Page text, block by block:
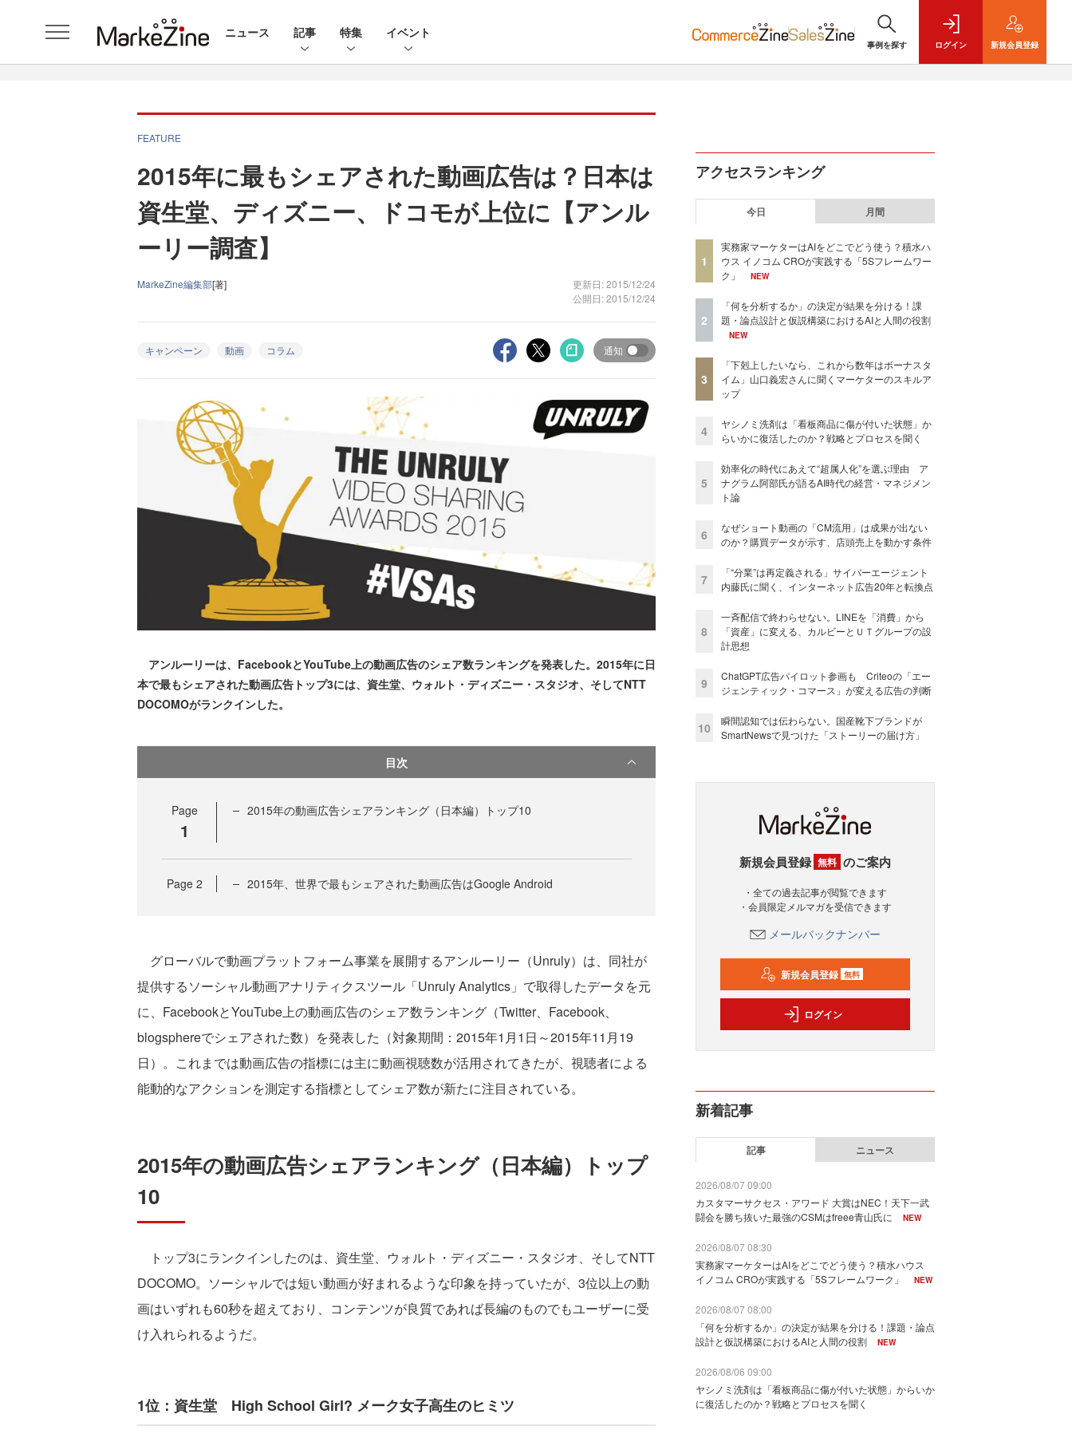
ニュース 記事 特集 イベント
事例を探す ログイン 新規会員登録
FEATURE
2015年に最もシェアされた動画広告は？日本は
資生堂、ディズニー、ドコモが上位に【アンル
ーリー調査】
MarkeZine編集部[著]
更新日: 2015/12/24
公開日: 2015/12/24
キャンペーン 動画 コラム 通知
アンルーリーは、FacebookとYouTube上の動画広告のシェア数ランキングを発表した。2015年に日
本で最もシェアされた動画広告トップ3には、資生堂、ウォルト・ディズニー・スタジオ、そしてNTT
DOCOMOがランクインした。
目次
Page
1
2015年の動画広告シェアランキング（日本編）トップ10
Page 2 2015年、世界で最もシェアされた動画広告はGoogle Android
グローバルで動画プラットフォーム事業を展開するアンルーリー（Unruly）は、同社が
提供するソーシャル動画アナリティクスツール「Unruly Analytics」で取得したデータを元
に、FacebookとYouTube上の動画広告のシェア数ランキング（Twitter、Facebook、
blogsphereでシェアされた数）を発表した（対象期間：2015年1月1日～2015年11月19
日）。これまでは動画広告の指標には主に動画視聴数が活用されてきたが、視聴者による
能動的なアクションを測定する指標としてシェア数が新たに注目されている。
2015年の動画広告シェアランキング（日本編）トップ
10
トップ3にランクインしたのは、資生堂、ウォルト・ディズニー・スタジオ、そしてNTT
DOCOMO。ソーシャルでは短い動画が好まれるような印象を持っていたが、3位以上の動
画はいずれも60秒を超えており、コンテンツが良質であれば長編のものでもユーザーに受
け入れられるようだ。
1位：資生堂 High School Girl? メーク女子高生のヒミツ
アクセスランキング
今日 月間
1
実務家マーケターはAIをどこでどう使う？積水ハ
ウス イノコム CROが実践する「5Sフレームワー
ク」
NEW
2
「何を分析するか」の決定が結果を分ける！課
題・論点設計と仮説構築におけるAIと人間の役割
NEW
3
「下剋上したいなら、これから数年はボーナスタ
イム」山口義宏さんに聞くマーケターのスキルア
ップ
4
ヤシノミ洗剤は「看板商品に傷が付いた状態」か
らいかに復活したのか？戦略とプロセスを聞く
5
効率化の時代にあえて“超属人化”を選ぶ理由 ア
ナグラム阿部氏が語るAI時代の経営・マネジメン
ト論
6
なぜショート動画の「CM流用」は成果が出ない
のか？購買データが示す、店頭売上を動かす条件
7
「“分業”は再定義される」サイバーエージェント
内藤氏に聞く、インターネット広告20年と転換点
8
一斉配信で終わらせない。LINEを「消費」から
「資産」に変える、カルビーとＵＴグループの設
計思想
9
ChatGPT広告パイロット参画も Criteoの「エー
ジェンティック・コマース」が変える広告の判断
10
瞬間認知では伝わらない。国産靴下ブランドが
SmartNewsで見つけた「ストーリーの届け方」
新規会員登録 無料 のご案内
・全ての過去記事が閲覧できます
・会員限定メルマガを受信できます
メールバックナンバー
新規会員登録 無料
ログイン
新着記事
記事 ニュース
2026/08/07 09:00
カスタマーサクセス・アワード 大賞はNEC！天下一武
闘会を勝ち抜いた最強のCSMはfreee青山氏に
NEW
2026/08/07 08:30
実務家マーケターはAIをどこでどう使う？積水ハウス
イノコム CROが実践する「5Sフレームワーク」
NEW
2026/08/07 08:00
「何を分析するか」の決定が結果を分ける！課題・論点
設計と仮説構築におけるAIと人間の役割
NEW
2026/08/06 09:00
ヤシノミ洗剤は「看板商品に傷が付いた状態」からいか
に復活したのか？戦略とプロセスを聞く